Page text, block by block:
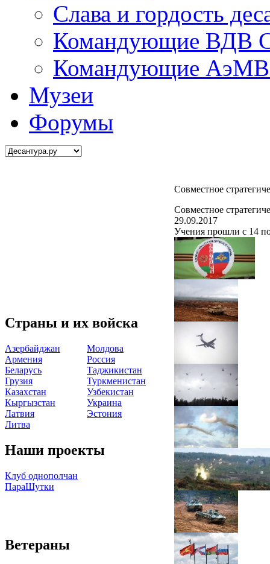
Слава и гордость
Командующие ВДВ
Командующие АэМВ
Музеи
Форумы
Страны и их войска
Азербайджан
Армения
Беларусь
Грузия
Казахстан
Кыргызстан
Латвия
Литва
Молдова
Россия
Таджикистан
Туркменистан
Узбекистан
Украина
Эстония
Наши проекты
Клуб однополчан
ПараШутки
Ветераны
Совместное
Совместное
29.09.2017
Учения прошли с 14